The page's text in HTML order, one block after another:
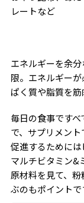
レートなど
エネルギーを余
限。エネルギー
ぱく質や脂質を筋
毎日の食事です
で、サプリメン
促進するために
マルチビタミン&
原材料を見て、
ぶのもポイントで